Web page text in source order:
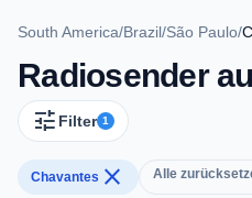
South America/Brazil/São Paulo/
Radiosender
tune Filter 1
Chavantes close Alle